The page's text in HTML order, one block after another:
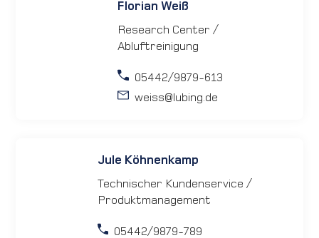
Florian Weiß
Research Center /
Abluftreinigung
05442/9879-613
weiss@lubing.de
Jule Köhnenkamp
Technischer Kundenservice /
Produktmanagement
05442/9879-789